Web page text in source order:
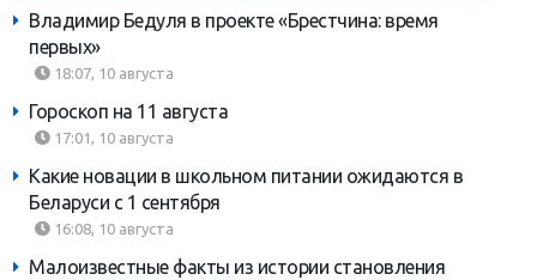
Владимир Бедуля в проекте «Брестчина: время
первых»
18:07, 10 августа
Гороскоп на 11 августа
17:01, 10 августа
Какие новации в школьном питании ожидаются в
Беларуси с 1 сентября
16:08, 10 августа
Малоизвестные факты из истории становления